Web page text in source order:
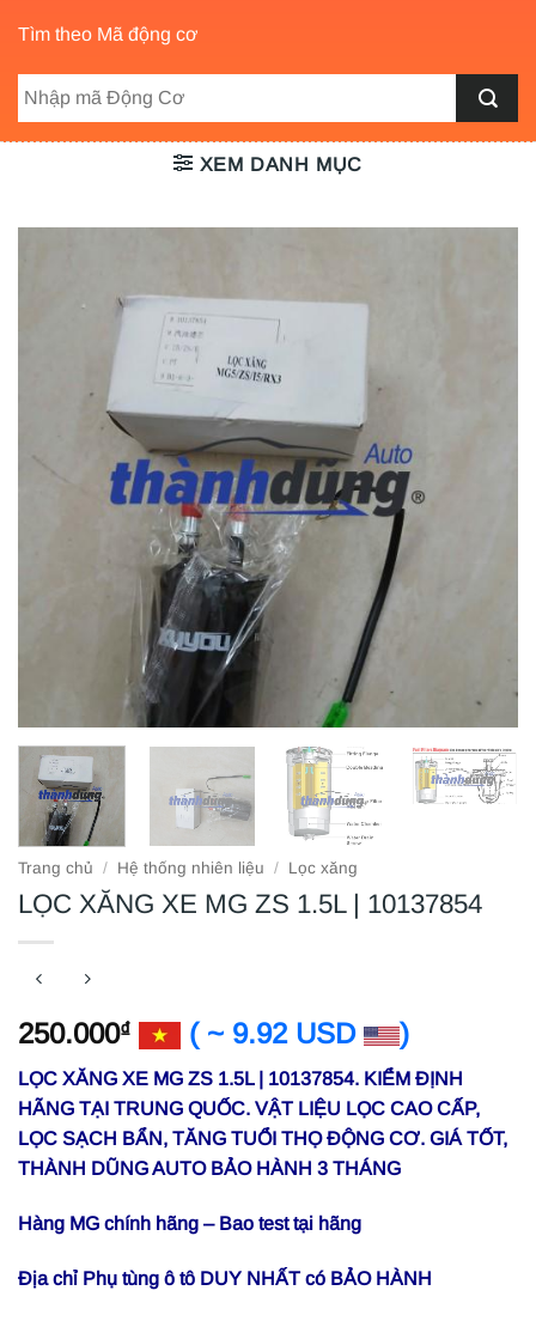
Tìm theo Mã động cơ
XEM DANH MỤC
Trang chủ / Hệ thống nhiên liệu / Lọc xăng
LỌC XĂNG XE MG ZS 1.5L | 10137854
250.000₫ ( ~ 9.92 USD )
LỌC XĂNG XE MG ZS 1.5L | 10137854. KIỂM ĐỊNH
HÃNG TẠI TRUNG QUỐC. VẬT LIỆU LỌC CAO CẤP,
LỌC SẠCH BẨN, TĂNG TUỔI THỌ ĐỘNG CƠ. GIÁ TỐT,
THÀNH DŨNG AUTO BẢO HÀNH 3 THÁNG
Hàng MG chính hãng – Bao test tại hãng
Địa chỉ Phụ tùng ô tô DUY NHẤT có BẢO HÀNH